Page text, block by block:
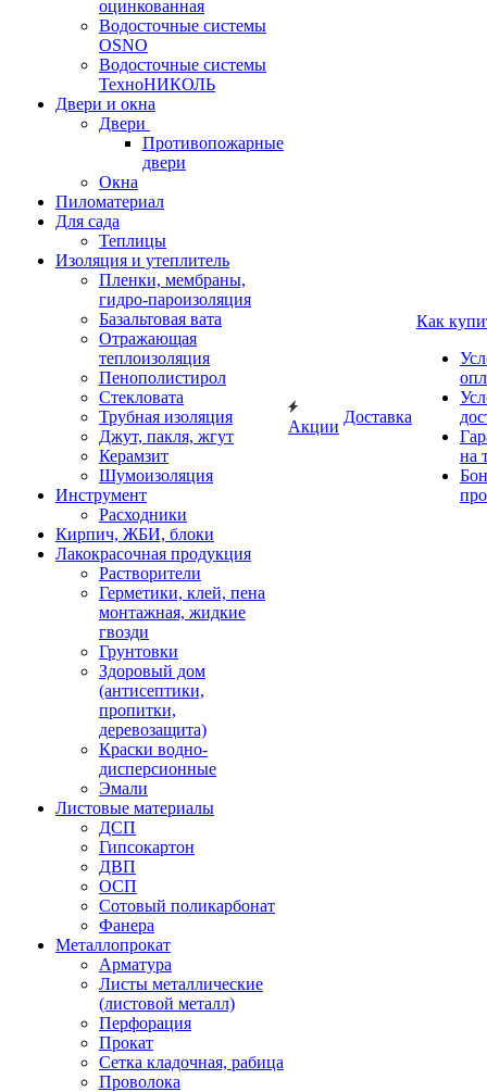
оцинкованная
Водосточные системы
OSNO
Водосточные системы
ТехноНИКОЛЬ
Двери и окна
Двери
Противопожарные
двери
Окна
Пиломатериал
Для сада
Теплицы
Изоляция и утеплитель
Пленки, мембраны,
гидро-пароизоляция
Базальтовая вата
Отражающая
теплоизоляция
Пенополистирол
Стекловата
Трубная изоляция
Джут, пакля, жгут
Керамзит
Шумоизоляция
Инструмент
Расходники
Кирпич, ЖБИ, блоки
Лакокрасочная продукция
Растворители
Герметики, клей, пена
монтажная, жидкие
гвозди
Грунтовки
Здоровый дом
(антисептики,
пропитки,
деревозащита)
Краски водно-
дисперсионные
Эмали
Листовые материалы
ДСП
Гипсокартон
ДВП
ОСП
Сотовый поликарбонат
Фанера
Металлопрокат
Арматура
Листы металлические
(листовой металл)
Перфорация
Прокат
Сетка кладочная, рабица
Проволока
Акции
Доставка
Как
на